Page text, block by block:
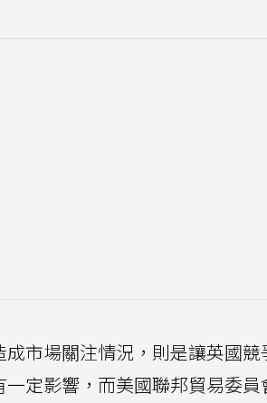
市場關注情況，則是讓英國
定影響，而美國聯邦貿易委